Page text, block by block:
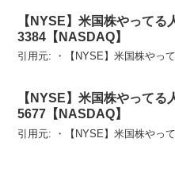
【NYSE】米国株やってる
3384【NASDAQ】
引用元: ・【NYSE】米国株やっ
【NYSE】米国株やってる
5677【NASDAQ】
引用元: ・【NYSE】米国株やっ